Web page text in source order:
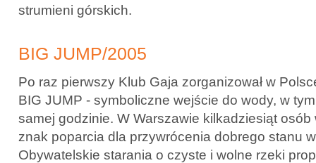
strumieni górskich.
BIG JUMP/2005
Po raz pierwszy Klub Gaja zorganizował w
BIG JUMP - symboliczne wejście do wody, w
samej godzinie. W Warszawie kilkadziesiąt osób
znak poparcia dla przywrócenia dobrego stanu
Obywatelskie starania o czyste i wolne rzeki